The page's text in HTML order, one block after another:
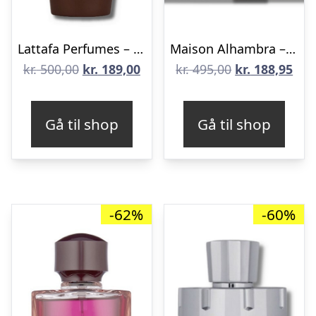
Lattafa Perfumes – Asad Bourbon Eau de Parfum – 100 ml
kr.500,00 Den
var:
kr. 500,00.
kr. 189,00Den
kr. 189,00.
Gå til shop
Maison Alhambra – Kismet Eau de Parfum – 100 ml – Edp
kr.495,00 Den
var:
kr. 495,00.
kr. 188,95Den
kr.
Gå til shop
-62% -60%